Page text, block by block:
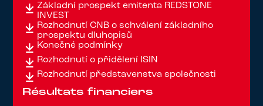
Základní prospekt emitenta REDSTONE
INVEST
Rozhodnutí ČNB o schválení základního
prospektu dluhopisů
Konečné podmínky
Rozhodnutí o přidělení ISIN
Rozhodnutí představenstva společnosti
Résultats financiers